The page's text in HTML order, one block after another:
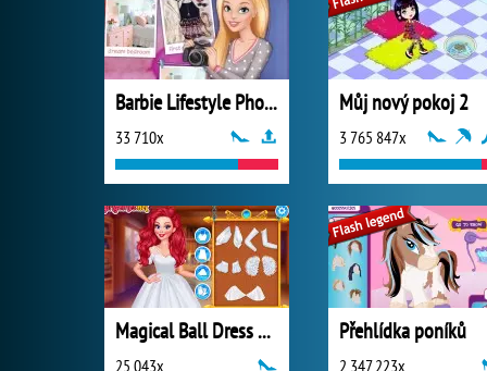
Barbie Lifestyle Photographer
33 710x
Můj nový pokoj 2
3 765 847x
Magical Ball Dress Design
25 043x
Přehlídka poníků
2 347 223x